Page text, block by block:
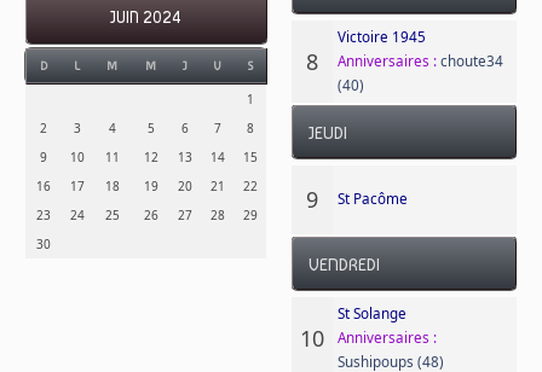
JUIN 2024
D L M M J V S
1
2
3 4 5 6 7
8
9
10 11 12 13 14
15
16
17 18 19 20 21
22
23
24 25 26 27 28
29
30
8
Victoire 1945
Anniversaires : choute34
(40)
JEUDI
9 St Pacôme
VENDREDI
10
St Solange
Anniversaires :
Sushipoups (48)